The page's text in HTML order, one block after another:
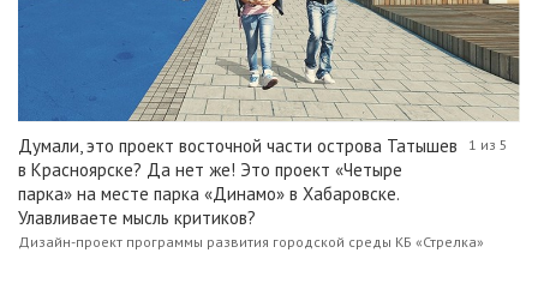
Думали, это проект восточной части острова Татышев
в Красноярске? Да нет же! Это проект «Четыре
парка» на месте парка «Динамо» в Хабаровске.
Улавливаете мысль критиков?
Дизайн-проект программы развития городской среды КБ «Стрелка»
1 из 5